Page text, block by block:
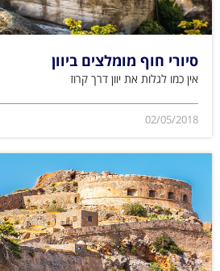
סיורי חוף מומלצים ביוון
אין כמו לגלות את יוון דרך קרוז
02/05/2018